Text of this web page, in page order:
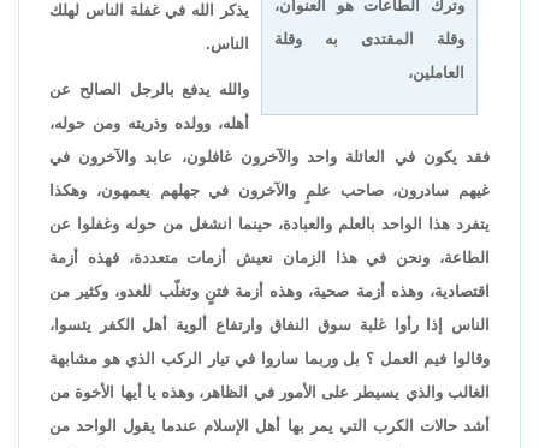
وترك الطاعات هو العنوان،
وقلة المقتدى به وقلة
العاملين،
يذكر الله في غفلة الناس لهلك
الناس.
والله يدفع بالرجل الصالح عن
أهله، وولده وذريته ومن حوله،
فقد يكون في العائلة واحد والآخرون غافلون، عابد والآخرون في
غيهم سادرون، صاحب علمٍ والآخرون في جهلهم يعمهون، وهكذا
يتفرد هذا الواحد بالعلم والعبادة، حينما انشغل من حوله وغفلوا عن
الطاعة، ونحن في هذا الزمان نعيش أزمات متعددة، فهذه أزمة
اقتصادية، وهذه أزمة صحية، وهذه أزمة فتنٍ وتغلّب للعدو، وكثير من
الناس إذا رأوا غلبة سوق النفاق وارتفاع ألوية أهل الكفر يئسوا،
وقالوا فيم العمل ؟ بل وربما ساروا في تيار الركب الذي هو مشابهة
الغالب والذي يسيطر على الأمور في الظاهر، وهذه يا أيها الأخوة من
أشد حالات الكرب التي يمر بها أهل الإسلام عندما يقول الواحد من